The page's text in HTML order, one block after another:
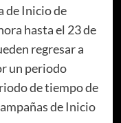
de Inicio de
hasta el 23 de
regresar a
un periodo
de tiempo de
de Inicio